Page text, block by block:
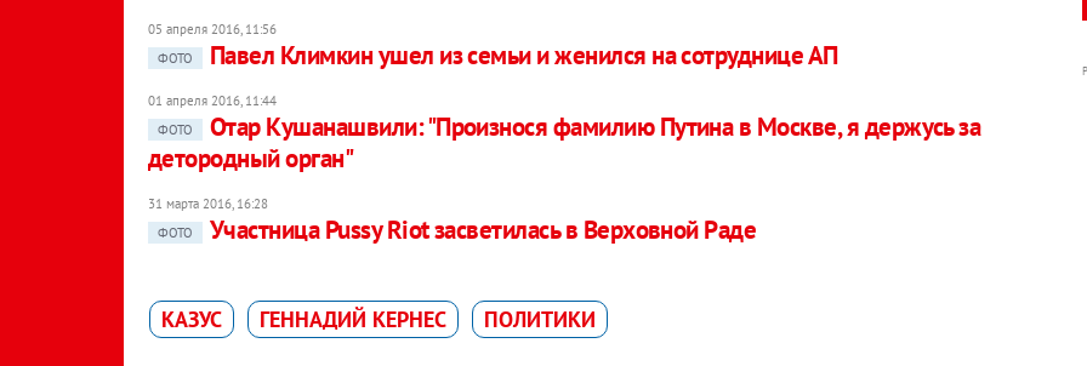
05 апреля 2016, 11:56
ФОТО
Павел Климкин ушел из семьи и женился на сотруднице АП
01 апреля 2016, 11:44
ФОТО
Отар Кушанашвили: "Произнося фамилию Путина в Москве, я держусь за
детородный орган"
31 марта 2016, 16:28
ФОТО
Участница Pussy Riot засветилась в Верховной Раде
КАЗУС ГЕННАДИЙ КЕРНЕС ПОЛИТИКИ